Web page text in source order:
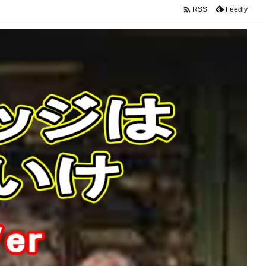
 RSS Feedly